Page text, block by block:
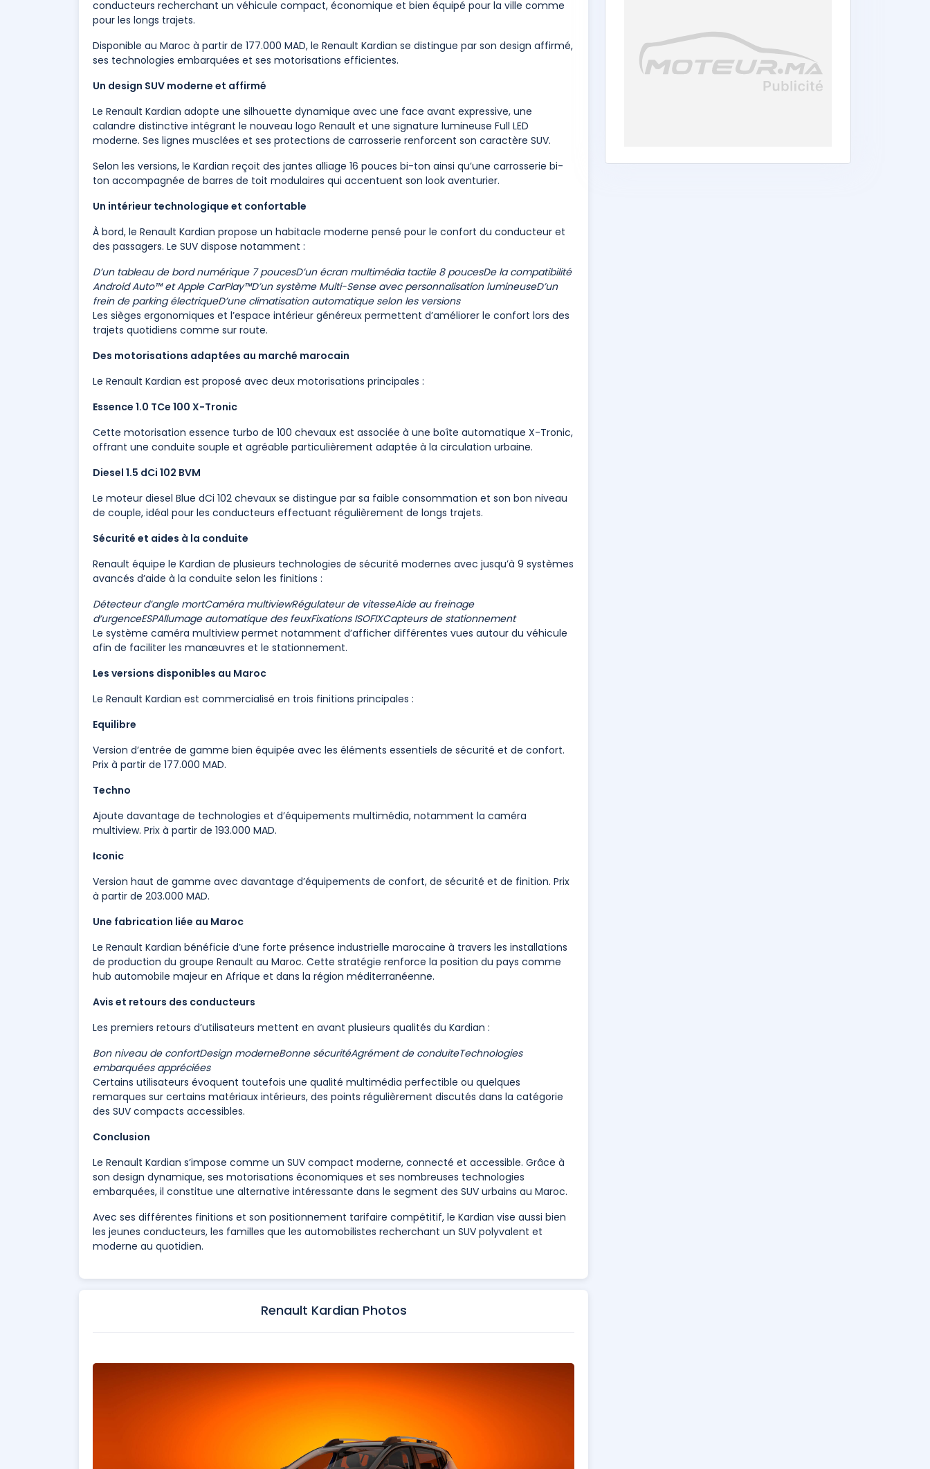
conducteurs recherchant un véhicule compact, économique et bien équipé pour la ville comme
pour les longs trajets.
Disponible au Maroc à partir de 177.000 MAD, le Renault Kardian se distingue par son design affirmé,
ses technologies embarquées et ses motorisations efficientes.
Un design SUV moderne et affirmé
Le Renault Kardian adopte une silhouette dynamique avec une face avant expressive, une
calandre distinctive intégrant le nouveau logo Renault et une signature lumineuse Full LED
moderne. Ses lignes musclées et ses protections de carrosserie renforcent son caractère SUV.
Selon les versions, le Kardian reçoit des jantes alliage 16 pouces bi-ton ainsi qu’une carrosserie bi-
ton accompagnée de barres de toit modulaires qui accentuent son look aventurier.
Un intérieur technologique et confortable
À bord, le Renault Kardian propose un habitacle moderne pensé pour le confort du conducteur et
des passagers. Le SUV dispose notamment :
D’un tableau de bord numérique 7 poucesD’un écran multimédia tactile 8 poucesDe la compatibilité
Android Auto™ et Apple CarPlay™D’un système Multi-Sense avec personnalisation lumineuseD’un
frein de parking électriqueD’une climatisation automatique selon les versions
Les sièges ergonomiques et l’espace intérieur généreux permettent d’améliorer le confort lors des
trajets quotidiens comme sur route.
Des motorisations adaptées au marché marocain
Le Renault Kardian est proposé avec deux motorisations principales :
Essence 1.0 TCe 100 X-Tronic
Cette motorisation essence turbo de 100 chevaux est associée à une boîte automatique X-Tronic,
offrant une conduite souple et agréable particulièrement adaptée à la circulation urbaine.
Diesel 1.5 dCi 102 BVM
Le moteur diesel Blue dCi 102 chevaux se distingue par sa faible consommation et son bon niveau
de couple, idéal pour les conducteurs effectuant régulièrement de longs trajets.
Sécurité et aides à la conduite
Renault équipe le Kardian de plusieurs technologies de sécurité modernes avec jusqu’à 9 systèmes
avancés d’aide à la conduite selon les finitions :
Détecteur d’angle mortCaméra multiviewRégulateur de vitesseAide au freinage
d’urgenceESPAllumage automatique des feuxFixations ISOFIXCapteurs de stationnement
Le système caméra multiview permet notamment d’afficher différentes vues autour du véhicule
afin de faciliter les manœuvres et le stationnement.
Les versions disponibles au Maroc
Le Renault Kardian est commercialisé en trois finitions principales :
Equilibre
Version d’entrée de gamme bien équipée avec les éléments essentiels de sécurité et de confort.
Prix à partir de 177.000 MAD.
Techno
Ajoute davantage de technologies et d’équipements multimédia, notamment la caméra
multiview. Prix à partir de 193.000 MAD.
Iconic
Version haut de gamme avec davantage d’équipements de confort, de sécurité et de finition. Prix
à partir de 203.000 MAD.
Une fabrication liée au Maroc
Le Renault Kardian bénéficie d’une forte présence industrielle marocaine à travers les installations
de production du groupe Renault au Maroc. Cette stratégie renforce la position du pays comme
hub automobile majeur en Afrique et dans la région méditerranéenne.
Avis et retours des conducteurs
Les premiers retours d’utilisateurs mettent en avant plusieurs qualités du Kardian :
Bon niveau de confortDesign moderneBonne sécuritéAgrément de conduiteTechnologies
embarquées appréciées
Certains utilisateurs évoquent toutefois une qualité multimédia perfectible ou quelques
remarques sur certains matériaux intérieurs, des points régulièrement discutés dans la catégorie
des SUV compacts accessibles.
Conclusion
Le Renault Kardian s’impose comme un SUV compact moderne, connecté et accessible. Grâce à
son design dynamique, ses motorisations économiques et ses nombreuses technologies
embarquées, il constitue une alternative intéressante dans le segment des SUV urbains au Maroc.
Avec ses différentes finitions et son positionnement tarifaire compétitif, le Kardian vise aussi bien
les jeunes conducteurs, les familles que les automobilistes recherchant un SUV polyvalent et
moderne au quotidien.
Renault Kardian Photos